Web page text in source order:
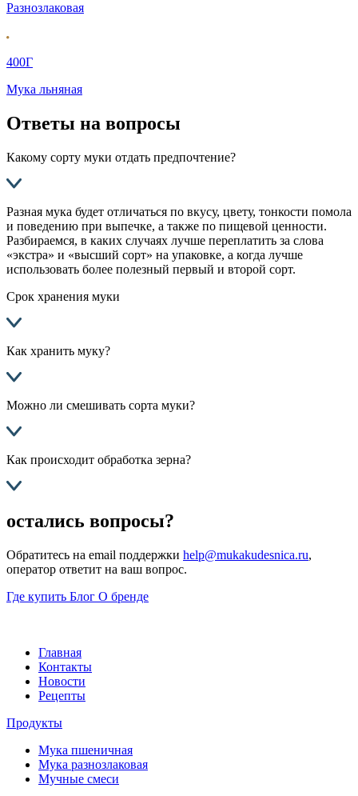
Разнозлаковая
400Г
Мука льняная
Ответы на вопросы
Какому сорту муки отдать предпочтение?
Разная мука будет отличаться по вкусу, цвету, тонкости помола
и поведению при выпечке, а также по пищевой ценности.
Разбираемся, в каких случаях лучше переплатить за слова
«экстра» и «высший сорт» на упаковке, а когда лучше
использовать более полезный первый и второй сорт.
Срок хранения муки
Как хранить муку?
Можно ли смешивать сорта муки?
Как происходит обработка зерна?
остались вопросы?
Обратитесь на email поддержки help@mukakudesnica.ru,
оператор ответит на ваш вопрос.
Где купить Блог О бренде
Главная
Контакты
Новости
Рецепты
Продукты
Мука пшеничная
Мука разнозлаковая
Мучные смеси